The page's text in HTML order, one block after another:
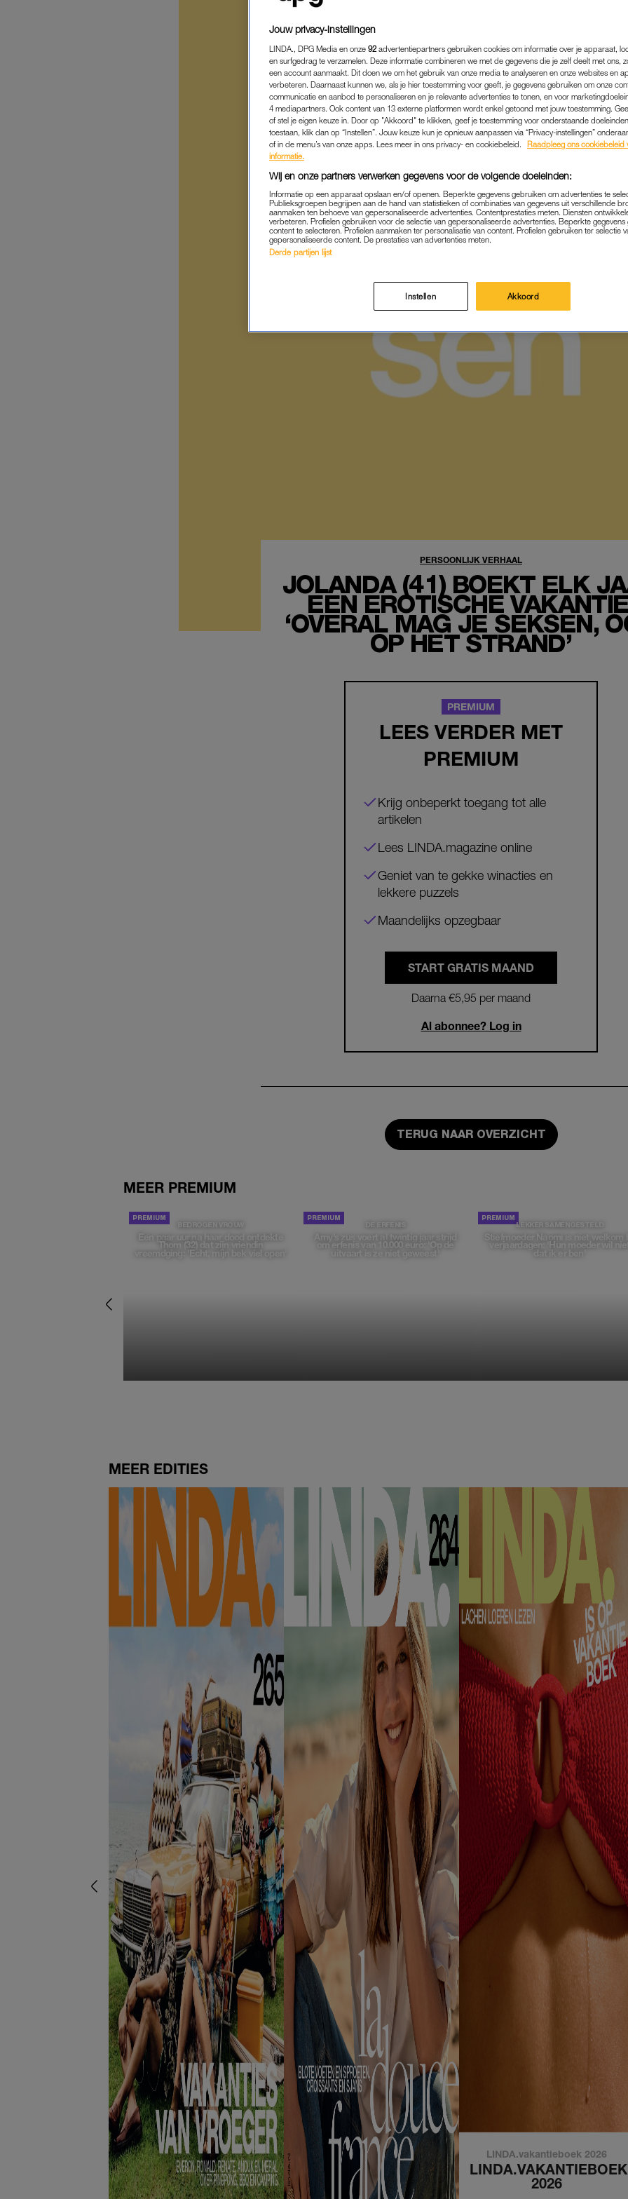
PERSOONLIJK VERHAAL
JOLANDA (41) BOEKT ELK
EEN EROTISCHE
‘OVERAL MAG JE SEKSEN,
OP HET STRAND’
PREMIUM
LEES VERDER MET
PREMIUM
Krijg onbeperkt toegang tot alle
artikelen
Lees LINDA.magazine online
Geniet van te gekke winacties en
lekkere puzzels
Maandelijks opzegbaar
START GRATIS MAAND
Daarna €5,95 per maand
Al abonnee? Log in
TERUG NAAR OVERZICHT
MEER PREMIUM
BEDROGEN VROUW
Een paar uur na haar dood ontdekte
Thom (32) dat zijn vriendin
vreemdging: 'Echt, mijn bek viel open'
DE ERFENIS
Amy’s zus voert al twintig jaar strijd
om erfenis van 10.000 euro: 'Op de
uitvaart is ze niet geweest'
LEKKER SAMENGESTELD
Stiefmoeder Naomi is niet welkom
verjaardagen: 'Hun moeder wil niet
dat ik er ben'
MEER EDITIES
LINDA.vakantieboek 2026
LINDA.VAKANTIEBOEK
2026
Jouw privacy-instellingen
LINDA., DPG Media en onze 92 advertentiepartners gebruiken cookies om informatie over je apparaat,
en surfgedrag te verzamelen. Deze informatie combineren we met de gegevens die je zelf deelt met ons,
een account aanmaakt. Dit doen we om het gebruik van onze media te analyseren en onze websites en
verbeteren. Daarnaast kunnen we, als je hier toestemming voor geeft, je gegevens gebruiken om onze
communicatie en aanbod te personaliseren en je relevante advertenties te tonen, en voor
4 mediapartners. Ook content van 13 externe platformen wordt enkel getoond met jouw toestemming.
of stel je eigen keuze in. Door op "Akkoord" te klikken, geef je toestemming voor onderstaande
toestaan, klik dan op “Instellen”. Jouw keuze kun je opnieuw aanpassen via “Privacy-instellingen”
of in de menu’s van onze apps. Lees meer in ons privacy- en cookiebeleid.
Raadpleeg ons cookiebeleid
informatie.
Wij en onze partners verwerken gegevens voor de volgende doeleinden:
Informatie op een apparaat opslaan en/of openen. Beperkte gegevens gebruiken om advertenties te
Publieksgroepen begrijpen aan de hand van statistieken of combinaties van gegevens uit verschillende
aanmaken ten behoeve van gepersonaliseerde advertenties. Contentprestaties meten. Diensten
verbeteren. Profielen gebruiken voor de selectie van gepersonaliseerde advertenties. Beperkte
content te selecteren. Profielen aanmaken ter personalisatie van content. Profielen gebruiken ter selectie
gepersonaliseerde content. De prestaties van advertenties meten.
Derde partijen lijst
Instellen Akkoord